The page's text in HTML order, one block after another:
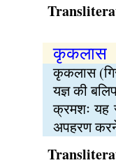
कृकलास
कृकलास
यज्ञ की
क्रमशः यह
अपहरण